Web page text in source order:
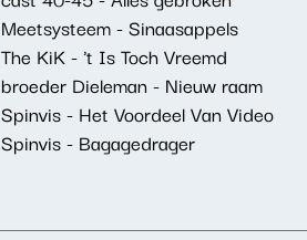
Meetsysteem - Sinaasappels
The KiK - 't Is Toch Vreemd
broeder Dieleman - Nieuw raam
Spinvis - Het Voordeel Van Video
Spinvis - Bagagedrager